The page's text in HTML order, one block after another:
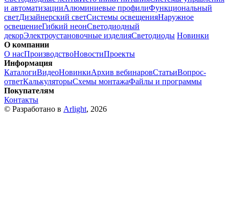
и автоматизацииАлюминиевые профилиФункциональный
светДизайнерский светСистемы освещенияНаружное
освещениеГибкий неонСветодиодный
декорЭлектроустановочные изделияСветодиоды Новинки
О компании
О насПроизводствоНовостиПроекты
Информация
КаталогиВидеоНовинкиАрхив вебинаровСтатьиВопрос-
ответКалькуляторыСхемы монтажаФайлы и программы
Покупателям
Контакты
© Разработано в Arlight, 2026